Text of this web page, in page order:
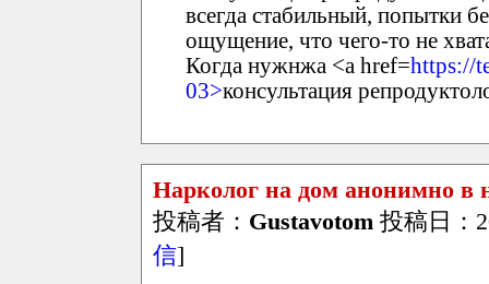
всегда стабильный, попытки
ощущение, что чего-то не
Когда нужнжа <a href=https://
03>консультация
Нарколог на дом анонимно в
投稿者： Gustavotom 投稿日：
信]